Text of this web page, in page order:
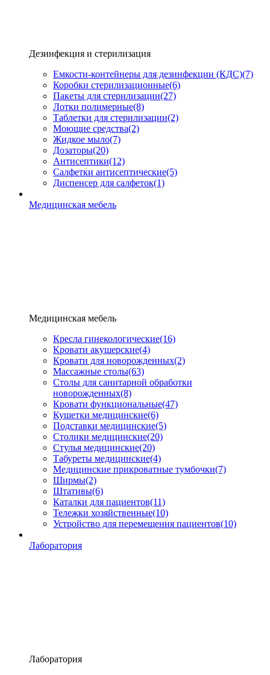
Дезинфекция и стерилизация
Емкости-контейнеры для дезинфекции (КДС)(7)
Коробки стерилизационные(6)
Пакеты для стерилизации(27)
Лотки полимерные(8)
Таблетки для стерилизации(2)
Моющие средства(2)
Жидкое мыло(7)
Дозаторы(20)
Антисептики(12)
Салфетки антисептические(5)
Диспенсер для салфеток(1)
Медицинская мебель
Медицинская мебель
Кресла гинекологические(16)
Кровати акушерские(4)
Кровати для новорожденных(2)
Массажные столы(63)
Столы для санитарной обработки
новорожденных(8)
Кровати функциональные(47)
Кушетки медицинские(6)
Подставки медицинские(5)
Столики медицинские(20)
Стулья медицинские(20)
Табуреты медицинские(4)
Медицинские прикроватные тумбочки(7)
Ширмы(2)
Штативы(6)
Каталки для пациентов(11)
Тележки хозяйственные(10)
Устройство для перемещения пациентов(10)
Лаборатория
Лаборатория